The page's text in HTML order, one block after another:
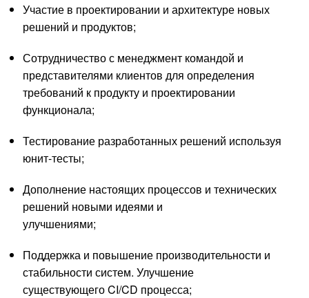
Участие в проектировании и архитектуре новых
решений и продуктов;
Сотрудничество с менеджмент командой и
представителями клиентов для определения
требований к продукту и проектировании
функционала;
Тестирование разработанных решений используя
юнит-тесты;
Дополнение настоящих процессов и технических
решений новыми идеями и
улучшениями;
Поддержка и повышение производительности и
стабильности систем. Улучшение
существующего CI/CD процесса;